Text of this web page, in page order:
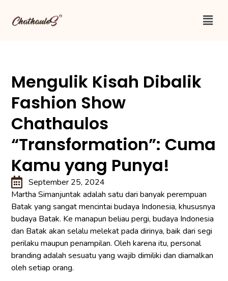
Mengulik Kisah Dibalik
Fashion Show
Chathaulos
“Transformation”: Cuma
Kamu yang Punya!
September 25, 2024
Martha Simanjuntak adalah satu dari banyak perempuan
Batak yang sangat mencintai budaya Indonesia, khususnya
budaya Batak. Ke manapun beliau pergi, budaya Indonesia
dan Batak akan selalu melekat pada dirinya, baik dari segi
perilaku maupun penampilan. Oleh karena itu, personal
branding adalah sesuatu yang wajib dimiliki dan diamalkan
oleh setiap orang.